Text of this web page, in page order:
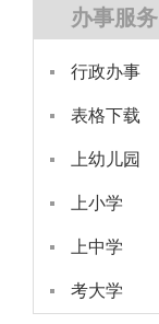
办事服务
行政办事
表格下载
上幼儿园
上小学
上中学
考大学